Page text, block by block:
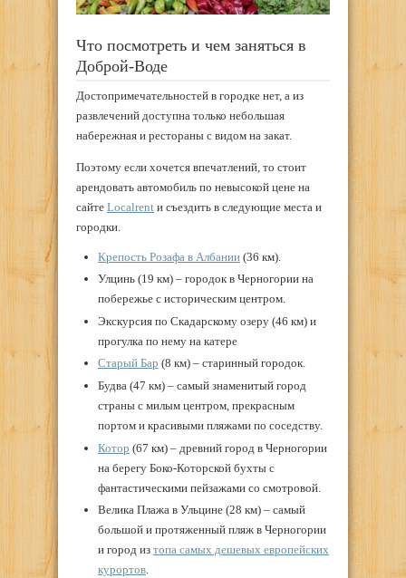
Что посмотреть и чем заняться в
Доброй-Воде
Достопримечательностей в городке нет, а из
развлечений доступна только небольшая
набережная и рестораны с видом на закат.
Поэтому если хочется впечатлений, то стоит
арендовать автомобиль по невысокой цене на
сайте Localrent и съездить в следующие места и
городки.
Крепость Розафа в Албании(36 км).
Улцинь (19 км) – городок в Черногории на
побережье с историческим центром.
Экскурсия по Скадарскому озеру (46 км) и
прогулка по нему на катере
Старый Бар (8 км) – старинный городок.
Будва (47 км) – самый знаменитый город
страны с милым центром, прекрасным
портом и красивыми пляжами по соседству.
Котор (67 км) – древний город в Черногории
на берегу Боко-Которской бухты с
фантастическими пейзажами со смотровой.
Велика Плажа в Ульцине (28 км) – самый
большой и протяженный пляж в Черногории
и город из топа самых дешевых европейских
курортов.